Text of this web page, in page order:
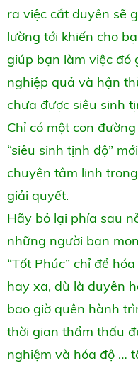
ra việc cắt duyên sẽ
lường tới khiến cho
giúp bạn làm việc đó
nghiệp quả và hận
chưa được siêu sinh
Chỉ có một con
“siêu sinh tịnh độ”
chuyện tâm linh
giải quyết.
Hãy bỏ lại phía sau
những người bạn
“Tốt Phúc” chỉ để
hay xa, dù là duyên
bao giờ quên hành
thời gian thẩm thấu
nghiệm và hóa độ …